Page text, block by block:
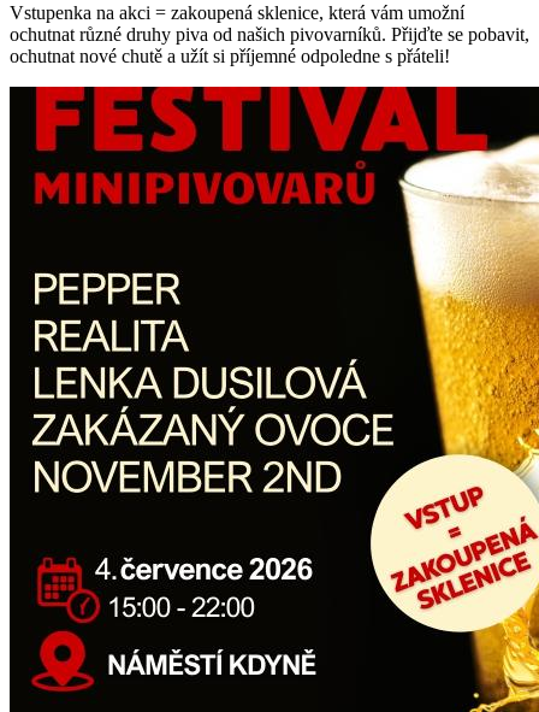
Vstupenka na akci = zakoupená sklenice, která vám umožní
ochutnat různé druhy piva od našich pivovarníků. Přijďte se pobavit,
ochutnat nové chutě a užít si příjemné odpoledne s přáteli!